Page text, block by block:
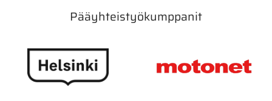
Pääyhteistyökumppanit